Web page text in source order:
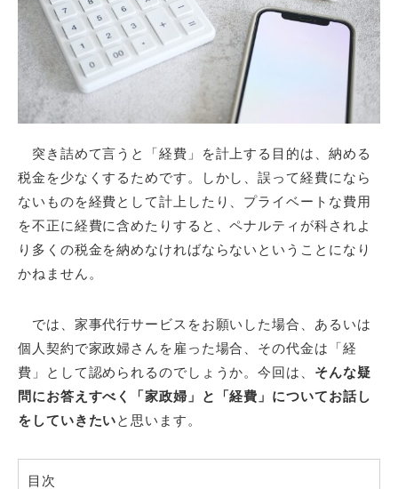
突き詰めて言うと「経費」を計上する目的は、納める
税金を少なくするためです。しかし、誤って経費になら
ないものを経費として計上したり、プライベートな費用
を不正に経費に含めたりすると、ペナルティが科されよ
り多くの税金を納めなければならないということになり
かねません。
では、家事代行サービスをお願いした場合、あるいは
個人契約で家政婦さんを雇った場合、その代金は「経
費」として認められるのでしょうか。今回は、 そんな疑
問にお答えすべく「家政婦」と「経費」についてお話し
をしていきたいと思います。
目次